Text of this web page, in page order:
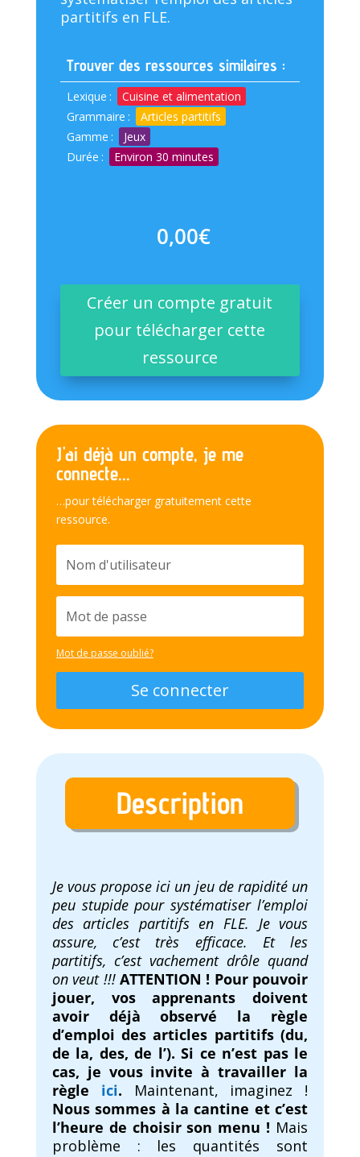
partitifs en FLE.
Trouver des ressources similaires :
Lexique :
Cuisine et alimentation
Grammaire :
Articles partitifs
Gamme :
Jeux
Durée : Environ 30 minutes
0,00€
Créer un compte gratuit
pour télécharger cette
ressource
J'ai déjà un compte, je me
connecte...
…pour télécharger gratuitement cette
ressource.
Mot de passe oublié?
Se connecter
Description
Je vous propose ici un jeu de rapidité un
peu stupide pour systématiser l’emploi
des articles partitifs en FLE. Je vous
assure, c’est très efficace. Et les
partitifs, c’est vachement drôle quand
on veut !!! ATTENTION ! Pour pouvoir
jouer, vos apprenants doivent
avoir déjà observé la règle
d’emploi des articles partitifs (du,
de la, des, de l’). Si ce n’est pas le
cas, je vous invite à travailler la
règle ici.
Maintenant, imaginez !
Nous sommes à la cantine et c’est
l’heure de choisir son menu ! Mais
problème : les quantités sont